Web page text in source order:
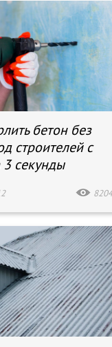
бетон без
строителей с
3 секунды
8204